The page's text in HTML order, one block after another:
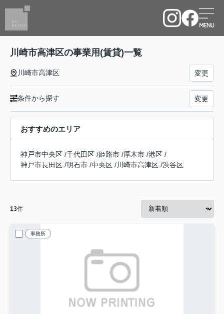
川崎市高津区の事業用(賃貸)一覧
川崎市高津区 変更
条件から探す 変更
おすすめのエリア
神戸市中央区 /千代田区 /姫路市 /厚木市 /港区 /
神戸市長田区 /明石市 /中央区 /川崎市高津区 /渋谷区
13件
事務所